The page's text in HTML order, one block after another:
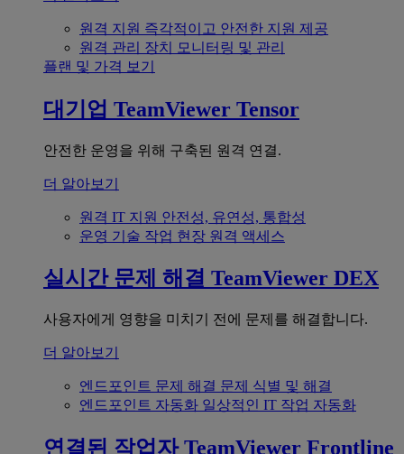
원격 지원 즉각적이고 안전한 지원 제공
원격 관리 장치 모니터링 및 관리
플랜 및 가격 보기
대기업 TeamViewer Tensor
안전한 운영을 위해 구축된 원격 연결.
더 알아보기
원격 IT 지원 안전성, 유연성, 통합성
운영 기술 작업 현장 원격 액세스
실시간 문제 해결 TeamViewer DEX
사용자에게 영향을 미치기 전에 문제를 해결합니다.
더 알아보기
엔드포인트 문제 해결 문제 식별 및 해결
엔드포인트 자동화 일상적인 IT 작업 자동화
연결된 작업자 TeamViewer Frontline